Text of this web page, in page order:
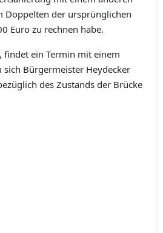
Doppelten der ursprünglichen
Euro zu rechnen habe.
findet ein Termin mit einem
Bürgermeister Heydecker
des Zustands der Brücke